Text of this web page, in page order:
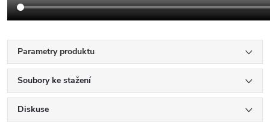
Parametry produktu
Soubory ke stažení
Diskuse